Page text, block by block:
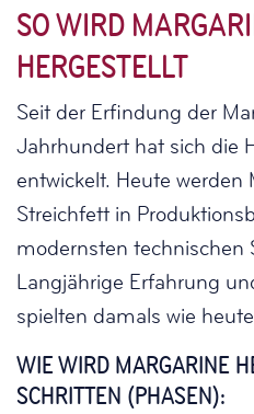
SO WIRD
HERGESTELLT
Seit der Erfindung der
Jahrhundert hat sich die
entwickelt. Heute werden
Streichfett in
modernsten technischen
Langjährige Erfahrung
spielten damals wie
WIE WIRD MARGARINE
SCHRITTEN (PHASEN):